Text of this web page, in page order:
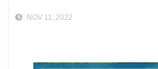
NOV 11, 2022